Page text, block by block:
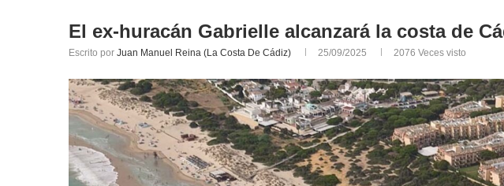
El ex-huracán Gabrielle alcanzará la costa de
Escrito por Juan Manuel Reina (La Costa De Cádiz) 25/09/2025 2076 Veces visto